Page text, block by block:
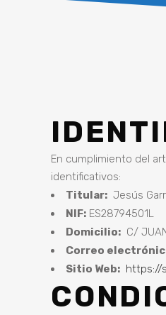
En cumplimiento del
identificativos:
Titular: Jesús
NIF: ES28794501L
Domicilio: C/
Correo
Sitio Web: https://